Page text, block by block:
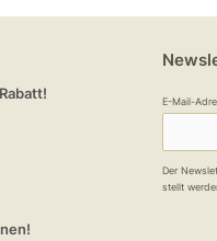
E-Mail-
Der
stellt